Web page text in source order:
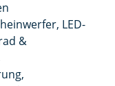
LED-
&